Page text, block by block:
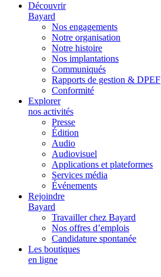
Découvrir
Bayard
Nos engagements
Notre organisation
Notre histoire
Nos implantations
Communiqués
Rapports de gestion & DPEF
Conformité
Explorer
nos activités
Presse
Édition
Audio
Audiovisuel
Applications et plateformes
Services média
Événements
Rejoindre
Bayard
Travailler chez Bayard
Nos offres d’emplois
Candidature spontanée
Les boutiques
en ligne